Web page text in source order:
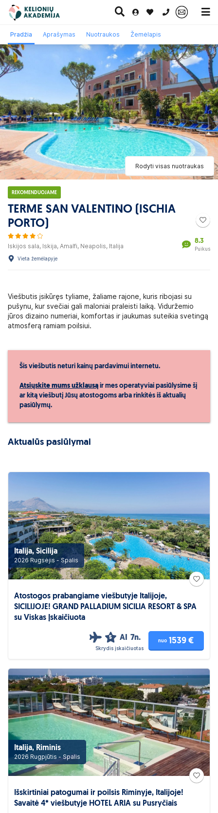
0 700 11007
Paskutinė
Pažintinės
kelionės
Egzotinės
kelionės
Kruizai
Rodyti visas nuotraukas
REKOMENDUOJAME
TERME SAN VALENTINO (ISCHIA
PORTO)
Iskijos sala, Iskija, Amalfi, Neapolis, Italija
8.3
Puikus
Vieta žemėlapyje
Viešbutis įsikūręs tyliame, žaliame rajone, kuris ribojasi su
pušynu, kur svečiai gali maloniai praleisti laiką. Viduržemio
jūros dizaino numeriai, komfortas ir jaukumas suteikia svetingą
atmosferą ramiam poilsiui.
Pradžia Aprašymas Nuotraukos Žemėlapis
Šis viešbutis neturi kainų pardavimui internetu.
Atsiųskite mums užklausą ir mes operatyviai pasiūlysime šį
ar kitą viešbutį Jūsų atostogoms arba rinkitės iš aktualių
pasiūlymų.
Aktualūs pasiūlymai
Italija, Sicilija
2026 Rugsėjis - Spalis
Atostogos prabangiame viešbutyje Italijoje,
SICILIJOJE! GRAND PALLADIUM SICILIA RESORT & SPA
su Viskas Įskaičiuota
5 AI 7n.
Skrydis įskaičiuotas
nuo 1539 €
Italija, Riminis
2026 Rugpjūtis - Spalis
Išskirtiniai patogumai ir poilsis Riminyje, Italijoje!
Savaitė 4* viešbutyje HOTEL ARIA su Pusryčiais